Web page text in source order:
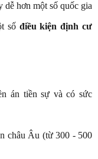
dễ hơn một số quốc gia
số điều kiện định cư
án tiền sự và có sức
châu Âu (từ 300 - 500